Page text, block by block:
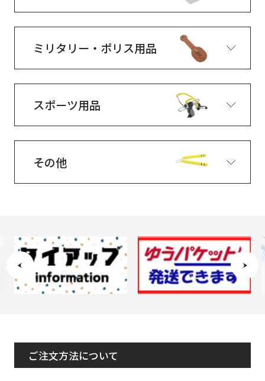
ミリタリー・ポリス用品
スポーツ用品
その他
ご注文方法について